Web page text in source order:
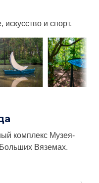
и спорт.
комплекс Музея-
Вяземах.